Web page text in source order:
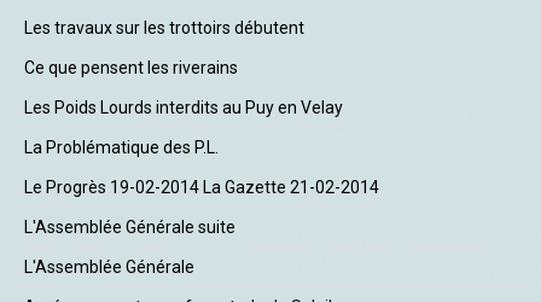
Les travaux sur les trottoirs débutent
Ce que pensent les riverains
Les Poids Lourds interdits au Puy en Velay
La Problématique des P.L.
Le Progrès 19-02-2014 La Gazette 21-02-2014
L'Assemblée Générale suite
L'Assemblée Générale